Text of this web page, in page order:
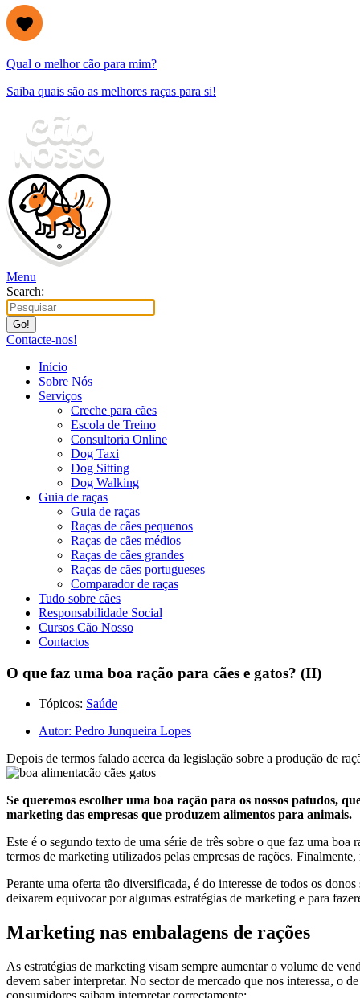
Qual o melhor cão para mim?
Saiba quais são as melhores raças para si!
Menu
Search:
Contacte-nos!
Início
Sobre Nós
Serviços
Creche para cães
Escola de Treino
Consultoria Online
Dog Taxi
Dog Sitting
Dog Walking
Guia de raças
Guia de raças
Raças de cães pequenos
Raças de cães médios
Raças de cães grandes
Raças de cães portugueses
Comparador de raças
Tudo sobre cães
Responsabilidade Social
Cursos Cão Nosso
Contactos
O que faz uma boa ração para cães e gatos? (II)
Tópicos: Saúde
Autor: Pedro Junqueira Lopes
Depois de termos falado acerca da legislação sobre a produção de
Se queremos escolher uma boa ração para os nossos patudos,
marketing das empresas que produzem alimentos para animais.
Este é o segundo texto de uma série de três sobre o que faz uma
termos de marketing utilizados pelas empresas de rações.
Perante uma oferta tão diversificada, é do interesse de todos os
deixarem equivocar por algumas estratégias de marketing e para
Marketing nas embalagens de rações
As estratégias de marketing visam sempre aumentar o volume de
devem saber interpretar. No sector de mercado que nos interessa, o